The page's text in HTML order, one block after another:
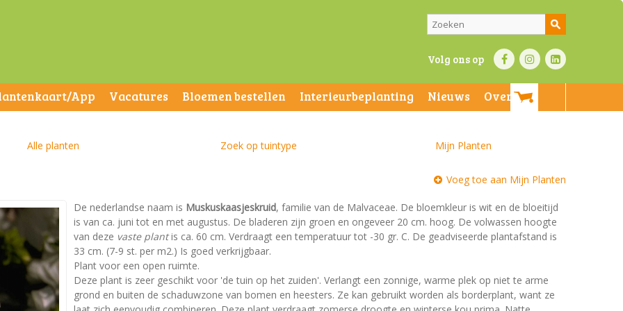
Volg ons op
App Vacatures Bloemen bestellen Interieurbeplanting Nieuws
Over ons
Alle planten Zoek op tuintype Mijn Planten
Voeg toe aan Mijn Planten
De nederlandse naam is Muskuskaasjeskruid, familie van de Malvaceae. De bloemkleur is wit en de bloeitijd
is van ca. juni tot en met augustus. De bladeren zijn groen en ongeveer 20 cm. hoog. De volwassen hoogte
van deze vaste plantis ca. 60 cm. Verdraagt een temperatuur tot -30 gr. C. De geadviseerde plantafstand is
33 cm. (7-9 st. per m2.) Is goed verkrijgbaar.
Plant voor een open ruimte.
Deze plant is zeer geschikt voor 'de tuin op het zuiden'. Verlangt een zonnige, warme plek op niet te arme
grond en buiten de schaduwzone van bomen en heesters. Ze kan gebruikt worden als borderplant, want ze